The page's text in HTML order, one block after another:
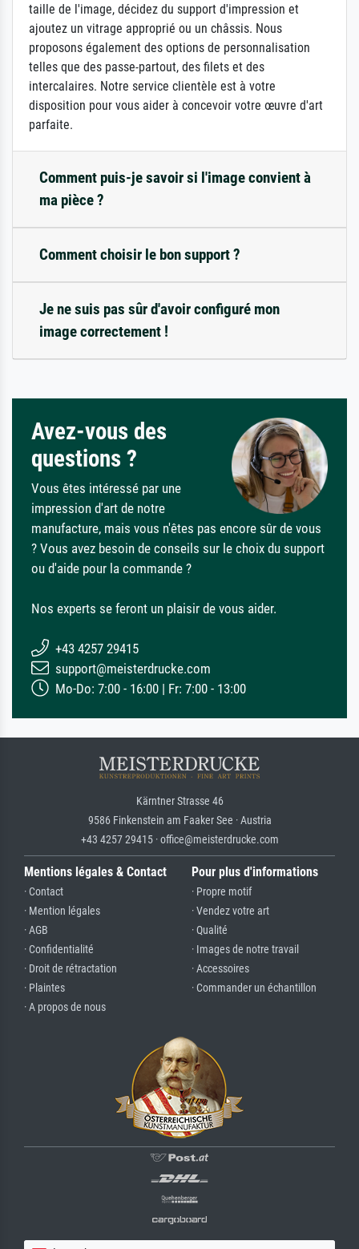
taille de l'image, décidez du support d'impression et
ajoutez un vitrage approprié ou un châssis. Nous
proposons également des options de personnalisation
telles que des passe-partout, des filets et des
intercalaires. Notre service clientèle est à votre
disposition pour vous aider à concevoir votre œuvre d'art
parfaite.
Comment puis-je savoir si l'image convient à
ma pièce ?
Comment choisir le bon support ?
Je ne suis pas sûr d'avoir configuré mon
image correctement !
Avez-vous des
questions ?
Vous êtes intéressé par une
impression d'art de notre
manufacture, mais vous n'êtes pas encore sûr de vous
? Vous avez besoin de conseils sur le choix du support
ou d'aide pour la commande ?
Nos experts se feront un plaisir de vous aider.
+43 4257 29415
support@meisterdrucke.com
Mo-Do: 7:00 - 16:00 | Fr: 7:00 - 13:00
Kärntner Strasse 46
9586 Finkenstein am Faaker See · Austria
+43 4257 29415 · office@meisterdrucke.com
Mentions légales & Contact
· Contact
· Mention légales
· AGB
· Confidentialité
· Droit de rétractation
· Plaintes
· A propos de nous
Pour plus d'informations
· Propre motif
· Vendez votre art
· Qualité
· Images de notre travail
· Accessoires
· Commander un échantillon